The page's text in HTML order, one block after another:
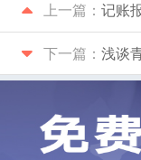
上一篇： 记账
下一篇： 浅谈